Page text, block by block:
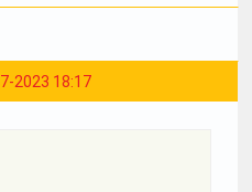
2023 18:17